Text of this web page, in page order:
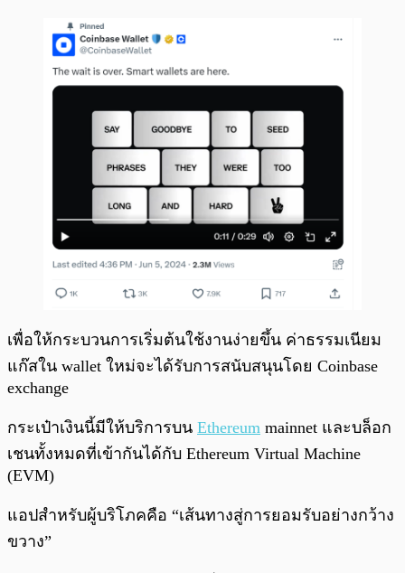
เพื่อให้กระบวนการเริ่มต้นใช้งานง่ายขึ้น ค่าธรรมเนียม
แก๊สใน wallet ใหม่จะได้รับการสนับสนุนโดย Coinbase
exchange
กระเป๋าเงินนี้มีให้บริการบน Ethereum mainnet และบล็อก
เชนทั้งหมดที่เข้ากันได้กับ Ethereum Virtual Machine
(EVM)
แอปสำหรับผู้บริโภคคือ “เส้นทางสู่การยอมรับอย่างกว้าง
ขวาง”